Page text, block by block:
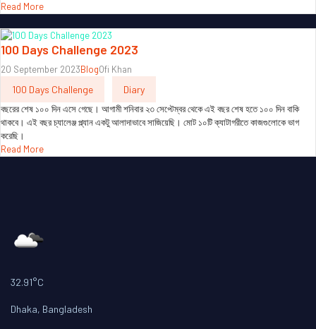
Read More
100 Days Challenge 2023
20 September 2023BlogOfi Khan
100 Days Challenge Diary
বছরের শেষ ১০০ দিন এসে গেছে। আগামী শনিবার ২৩ সেপ্টেম্বর থেকে এই বছর শেষ হতে ১০০ দিন বাকি
থাকবে। এই বছর চ্যালেঞ্জ প্ল্যান একটু আলাদাভাবে সাজিয়েছি। মোট ১০টি ক্যাটাগরীতে কাজগুলোকে ভাগ
করেছি।
Read More
32.91°C
Dhaka, Bangladesh